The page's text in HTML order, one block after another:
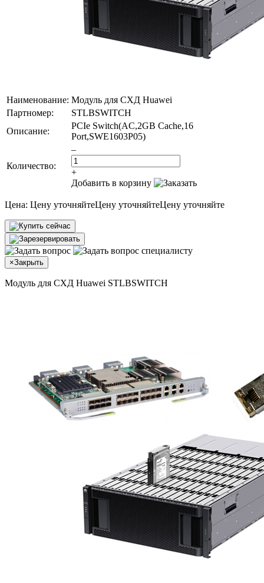
Наименование: Модуль для СХД Huawei
Партномер:
STLBSWITCH
Описание:
PCIe Switch(AC,2GB Cache,16
Port,SWE1603P05)
Количество:
–
+
Добавить в корзину
Цена: Цену уточняйтеЦену уточняйтеЦену уточняйте
×Закрыть
Модуль для СХД Huawei STLBSWITCH